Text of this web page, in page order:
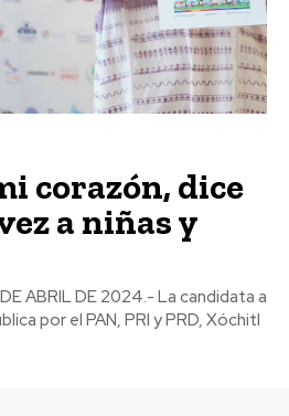
corazón, dice
a niñas y
ABRIL DE 2024.- La candidata a
por el PAN, PRI y PRD, Xóchitl